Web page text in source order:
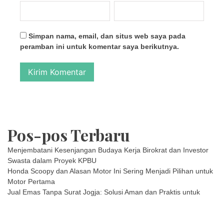
Simpan nama, email, dan situs web saya pada
peramban ini untuk komentar saya berikutnya.
Pos-pos Terbaru
Menjembatani Kesenjangan Budaya Kerja Birokrat dan Investor
Swasta dalam Proyek KPBU
Honda Scoopy dan Alasan Motor Ini Sering Menjadi Pilihan untuk
Motor Pertama
Jual Emas Tanpa Surat Jogja: Solusi Aman dan Praktis untuk